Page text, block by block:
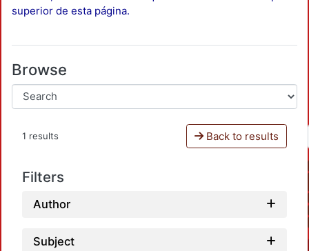
superior de esta página.
Browse
1 results Back to results
Filters
Author
Subject